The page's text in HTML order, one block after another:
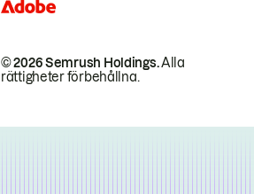
© 2026 Semrush Holdings.Alla
rättigheter förbehållna.